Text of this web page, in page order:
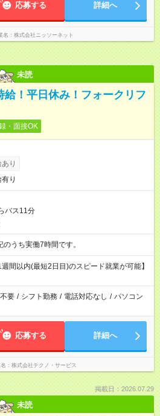
応募する 詳細へ
名 株式会社ニッソーネット
未読
！平日休み！フォークリフ
・面接OK
り
り
バス11分
※表記のうち実働7時間です。
間以内(最短2日目)のスピード就業が可能】
要 / シフト勤務 / 電話対応なし / パソコン
応募する 詳細へ
株式会社テクノ・サービス
掲載日：2026.07.29
未読